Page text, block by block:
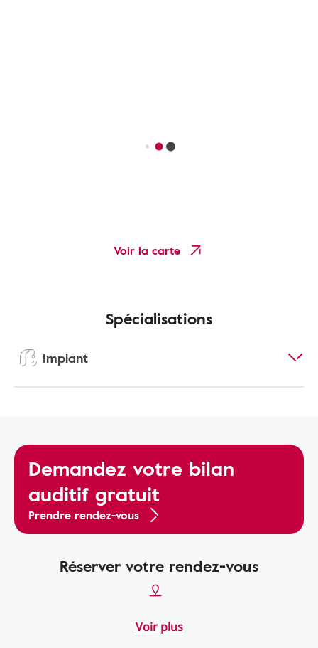
Voir la carte
Spécialisations
Implant
Demandez votre bilan
auditif gratuit
Prendre rendez-vous
Réserver votre rendez-vous
Voir plus